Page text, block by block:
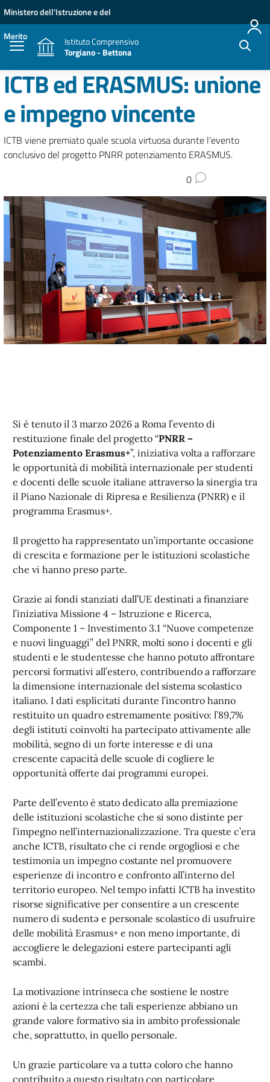
Vai ai contenuti
Vai al menu di navigazione
Vai al footer
Ministero dell'Istruzione e del
Merito
Istituto Comprensivo
Torgiano - Bettona
ICTB ed ERASMUS: unione
e impegno vincente
ICTB viene premiato quale scuola virtuosa durante l'evento
conclusivo del progetto PNRR potenziamento ERASMUS.
0
Si è tenuto il 3 marzo 2026 a Roma l’evento di
restituzione finale del progetto “PNRR –
Potenziamento Erasmus+”, iniziativa volta a rafforzare
le opportunità di mobilità internazionale per studenti
e docenti delle scuole italiane attraverso la sinergia tra
il Piano Nazionale di Ripresa e Resilienza (PNRR) e il
programma Erasmus+.
Il progetto ha rappresentato un’importante occasione
di crescita e formazione per le istituzioni scolastiche
che vi hanno preso parte.
Grazie ai fondi stanziati dall’UE destinati a finanziare
l’iniziativa Missione 4 – Istruzione e Ricerca,
Componente 1 – Investimento 3.1 “Nuove competenze
e nuovi linguaggi” del PNRR, molti sono i docenti e gli
studenti e le studentesse che hanno potuto affrontare
percorsi formativi all’estero, contribuendo a rafforzare
la dimensione internazionale del sistema scolastico
italiano. I dati esplicitati durante l’incontro hanno
restituito un quadro estremamente positivo: l’89,7%
degli istituti coinvolti ha partecipato attivamente alle
mobilità, segno di un forte interesse e di una
crescente capacità delle scuole di cogliere le
opportunità offerte dai programmi europei.
Parte dell’evento è stato dedicato alla premiazione
delle istituzioni scolastiche che si sono distinte per
l’impegno nell’internazionalizzazione. Tra queste c’era
anche ICTB, risultato che ci rende orgogliosi e che
testimonia un impegno costante nel promuovere
esperienze di incontro e confronto all’interno del
territorio europeo. Nel tempo infatti ICTB ha investito
risorse significative per consentire a un crescente
numero di sudentə e personale scolastico di usufruire
delle mobilità Erasmus+ e non meno importante, di
accogliere le delegazioni estere partecipanti agli
scambi.
La motivazione intrinseca che sostiene le nostre
azioni è la certezza che tali esperienze abbiano un
grande valore formativo sia in ambito professionale
che, soprattutto, in quello personale.
Un grazie particolare va a tuttə coloro che hanno
contribuito a questo risultato con particolare